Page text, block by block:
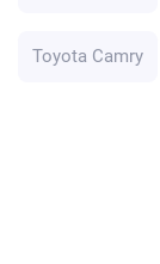
Toyota Camry